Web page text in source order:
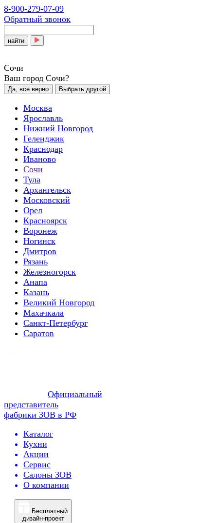
8-900-279-07-09
Обратный звонок
найти
Сочи
Ваш город Сочи?
Да, все верно Выбрать другой
Москва
Ярославль
Нижний Новгород
Геленджик
Краснодар
Иваново
Сочи
Тула
Архангельск
Московский
Орел
Красноярск
Воронеж
Ногинск
Дмитров
Рязань
Железногорск
Анапа
Казань
Великий Новгород
Махачкала
Санкт-Петербург
Саратов
Официальный
представитель
фабрики ЗОВ в РФ
Каталог
Кухни
Акции
Сервис
Салоны ЗОВ
О компании
Бесплатный
дизайн-проект